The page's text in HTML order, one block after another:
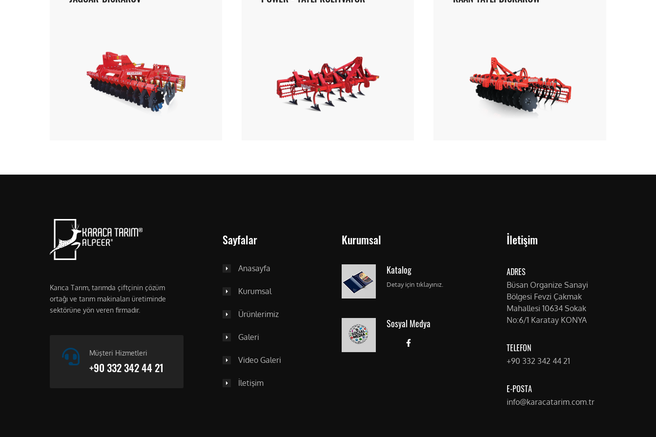
Karıca Tarım, tarımda çiftçinin çözüm
ortağı ve tarım makinaları üretiminde
sektörüne yön veren firmadır.
Müşteri Hizmetleri
+90 332 342 44 21
Sayfalar
Anasayfa
Kurumsal
Ürünlerimiz
Galeri
Video Galeri
İletişim
Kurumsal
Katalog
Detay için tıklayınız.
Sosyal Medya
İletişim
ADRES
Büsan Organize Sanayi
Bölgesi Fevzi Çakmak
Mahallesi 10634 Sokak
No:6/1 Karatay KONYA
TELEFON
+90 332 342 44 21
E-POSTA
info@karacatarim.com.tr